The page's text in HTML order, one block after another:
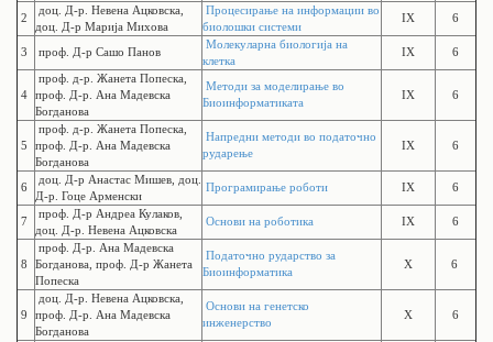
2
доц. Д-р. Невена Ацковска,
доц. Д-р Марија Михова
Процесирање на информации во
биолошки системи
IX 6
3 проф. Д-р Сашо Панов
Молекуларна биологија на
клетка
IX 6
4
проф. д-р. Жанета Попеска,
проф. Д-р. Ана Мадевска
Богданова
Методи за моделирање во
Биоинформатиката
IX 6
5
проф. д-р. Жанета Попеска,
проф. Д-р. Ана Мадевска
Богданова
Напредни методи во податочно
рударење
IX 6
6
доц. Д-р Анастас Мишев, доц.
Д-р. Гоце Арменски
Програмирање роботи IX 6
7
проф. Д-р Андреа Кулаков,
доц. Д-р. Невена Ацковска
Основи на роботика IX 6
8
проф. Д-р. Ана Мадевска
Богданова, проф. Д-р Жанета
Попеска
Податочно рударство за
Биоинформатика
X 6
9
доц. Д-р. Невена Ацковска,
проф. Д-р. Ана Мадевска
Богданова
Основи на генетско
инженерство
X 6